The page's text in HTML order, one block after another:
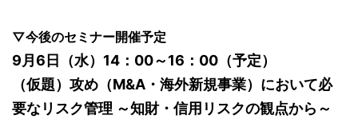
▽今後のセミナー開催予定
9月6日（水）14：00～16：00（予定）
（仮題）攻め（M&A・海外新規事業）において必
要なリスク管理 ～知財・信用リスクの観点から～